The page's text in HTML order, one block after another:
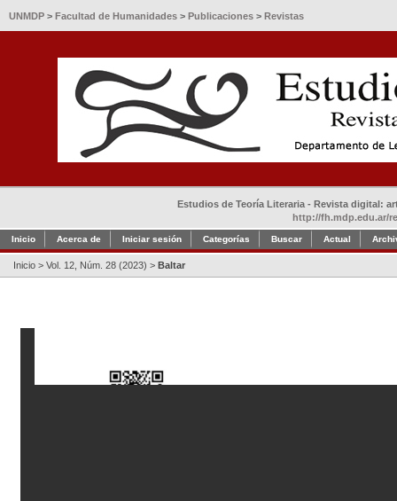
UNMDP > Facultad de Humanidades > Publicaciones > Revistas
Estudios de Teoría Literaria - Revista digital:
http://fh.mdp.edu.ar/
Inicio Acerca de Iniciar sesión Categorías Buscar Actual
Inicio > Vol. 12, Núm. 28 (2023) > Baltar